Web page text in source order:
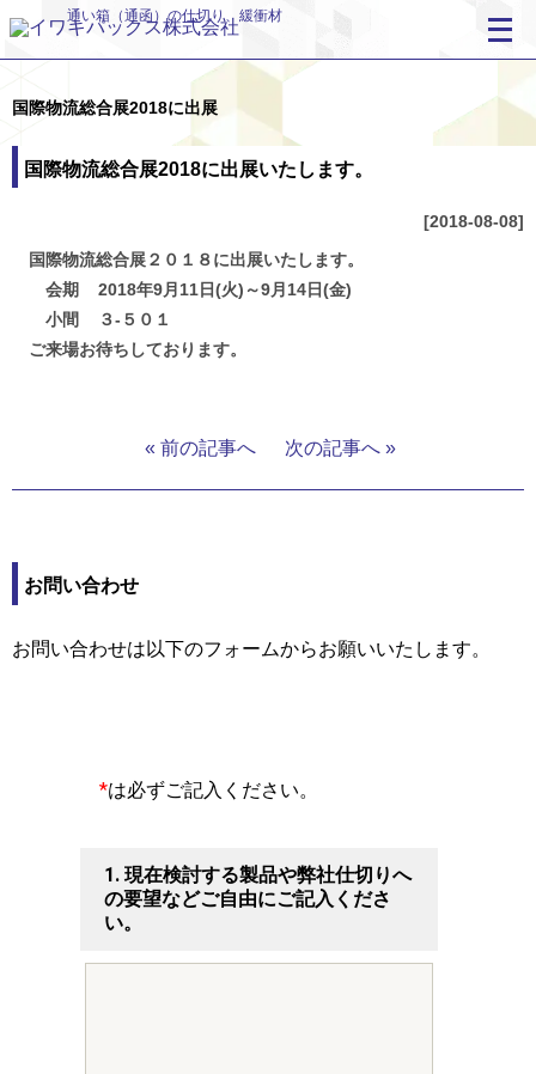
通い箱（通函）の仕切り、緩衝材
国際物流総合展2018に出展
国際物流総合展2018に出展いたします。
[2018-08-08]
国際物流総合展２０１８に出展いたします。
会期
2018年9月11日(火)～9月14日(金)
小間
３-５０１
ご来場お待ちしております。
« 前の記事へ 次の記事へ »
お問い合わせ
お問い合わせは以下のフォームからお願いいたします。
*は必ずご記入ください。
1. 現在検討する製品や弊社仕切りへ
の要望などご自由にご記入くださ
い。